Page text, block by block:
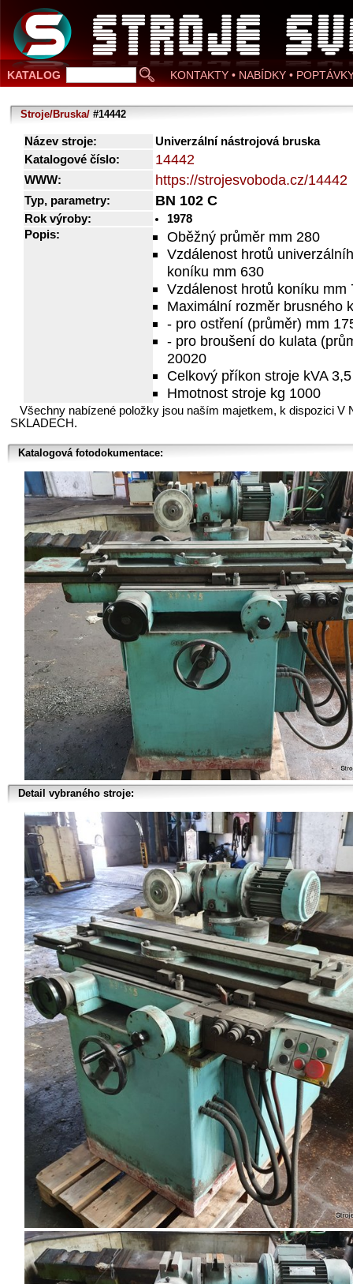
KATALOG KONTAKTY • NABÍDKY •
Stroje/Bruska/ #14442
Název stroje:
Univerzální nástrojová bruska
Katalogové číslo:
14442
WWW: https://strojesvoboda.cz/14442
Typ, parametry: BN 102 C
Rok výroby:
1978
Popis:
Oběžný průměr mm 280
Vzdálenost hrotů
koníku mm 630
Vzdálenost hrotů koníku mm
Maximální rozměr brusného
- pro ostření (průměr) mm
- pro broušení do kulata
20020
Celkový příkon stroje kVA 3,5
Hmotnost stroje kg 1000
Všechny nabízené položky jsou naším majetkem, k dispozici V
SKLADECH.
Katalogová fotodokumentace:
Detail vybraného stroje: